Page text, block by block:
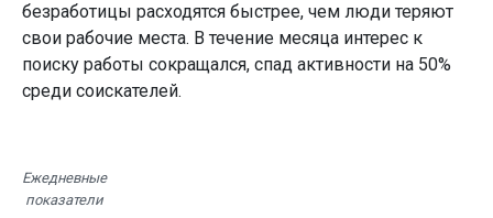
безработицы расходятся быстрее, чем люди теряют
свои рабочие места. В течение месяца интерес к
поиску работы сокращался, спад активности на 50%
среди соискателей.
Ежедневные
показатели